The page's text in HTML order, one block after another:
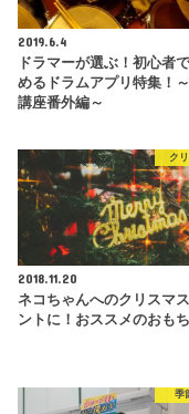
2019.6.4
ドラマーが選ぶ！初心者
めるドラムアプリ特集！
講座番外編～
ク
2018.11.20
ネコちゃんへのクリスマ
ントに！おススメのおも
季